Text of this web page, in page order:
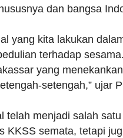
dan bangsa
yang kita lakukan
terhadap
yang
setengah,” ujar
telah menjadi salah
KKSS semata, tetapi